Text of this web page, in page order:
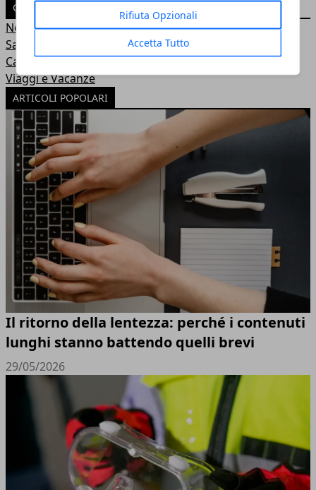
Rifiuta Opzionali
Accetta Tutto
CATEGORIE
News
Salute e Benessere
Casa e Arredamento
Viaggi e Vacanze
ARTICOLI POPOLARI
Il ritorno della lentezza: perché i contenuti
lunghi stanno battendo quelli brevi
29/05/2026